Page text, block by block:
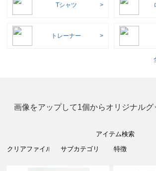
Tシャツ
トレーナー
画像をアップして1個からオリジナルグ
アイテム検索